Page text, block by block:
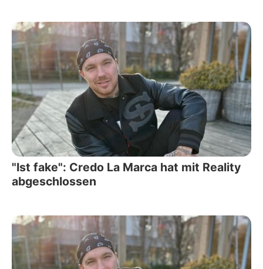
"Ist fake": Credo La Marca hat mit Reality
abgeschlossen